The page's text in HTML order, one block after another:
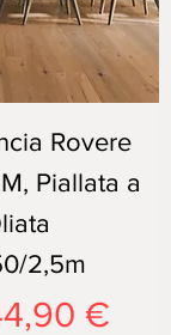
Rovere
Piallata a
2,5m
€